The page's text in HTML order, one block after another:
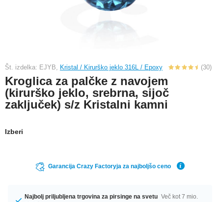
Št. izdelka: EJYB, Kristal / Kirurško jeklo 316L / Epoxy (30)
Kroglica za palčke z navojem
(kirurško jeklo, srebrna, sijoč
zaključek) s/z Kristalni kamni
Izberi
Garancija Crazy Factoryja za najboljšo ceno
Najbolj priljubljena trgovina za pirsinge na svetu Več kot 7 mio.